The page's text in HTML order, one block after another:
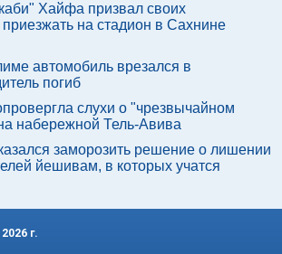
Хайфа призвал своих
на стадион в Сахнине
автомобиль врезался в
погиб
слухи о "чрезвычайном
набережной Тель-Авива
заморозить решение о лишении
йешивам, в которых учатся
г.